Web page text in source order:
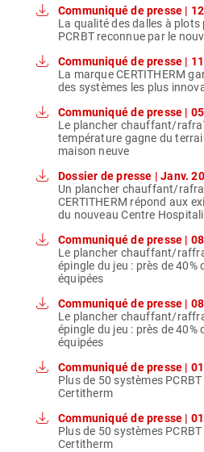
Communiqué de presse |
La qualité des dalles à plots
PCRBT reconnue par le
Communiqué de presse |
La marque CERTITHERM
des systèmes les plus
Communiqué de presse |
Le plancher chauffant/
température gagne du
maison neuve
Dossier de presse | Janv.
Un plancher chauffant/
CERTITHERM répond aux
du nouveau Centre
Communiqué de presse |
Le plancher chauffant/
épingle du jeu : près de 40%
équipées
Communiqué de presse |
Le plancher chauffant/
épingle du jeu : près de 40%
équipées
Communiqué de presse |
Plus de 50 systèmes
Certitherm
Communiqué de presse |
Plus de 50 systèmes
Certitherm